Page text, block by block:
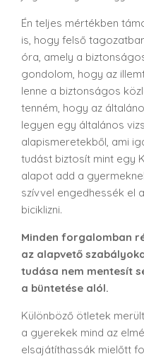
Én teljes mértékben
is, hogy felső
óra, amely a
gondolom, hogy az
lenne a biztonságos
tenném, hogy az
legyen egy általános
alapismeretekből, ami
tudást biztosít mint egy
alapot add a
szívvel engedhessék el
biciklizni.
Minden forgalomban
az alapvető
tudása nem mentesít
a büntetése alól.
Különböző ötletek
a gyerekek mind az
elsajátíthassák mielőtt